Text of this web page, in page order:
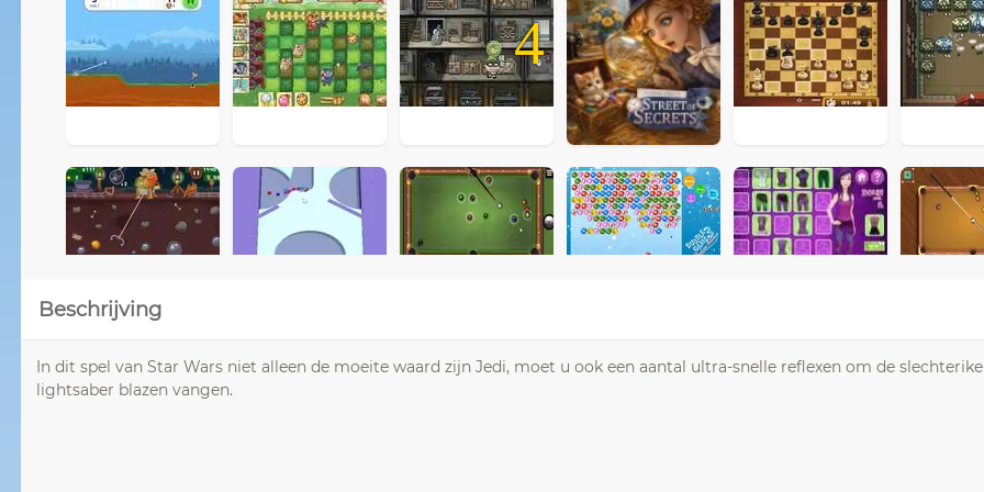
4
Beschrijving
In dit spel van Star Wars niet alleen de moeite waard zijn Jedi, moet u ook een aantal ultra-snelle reflexen om de
lightsaber blazen vangen.